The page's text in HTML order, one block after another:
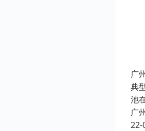
广
典
池
广
22-